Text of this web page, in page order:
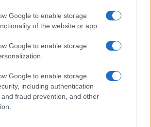
Google to enable storage
of the website or app.
Google to enable storage
Google to enable storage
including authentication
fraud prevention, and other
S23 széria számára: a One UI 9 lehet az
ajánlatai között!